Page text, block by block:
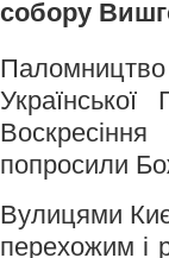
собору
попросили
Вулицями
перехожим і